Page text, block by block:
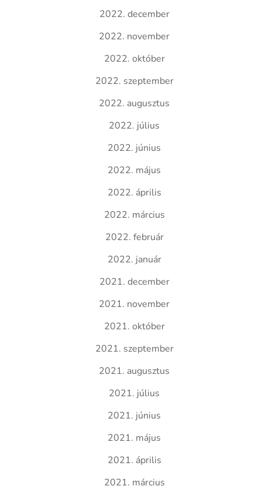
2022. december
2022. november
2022. október
2022. szeptember
2022. augusztus
2022. július
2022. június
2022. május
2022. április
2022. március
2022. február
2022. január
2021. december
2021. november
2021. október
2021. szeptember
2021. augusztus
2021. július
2021. június
2021. május
2021. április
2021. március